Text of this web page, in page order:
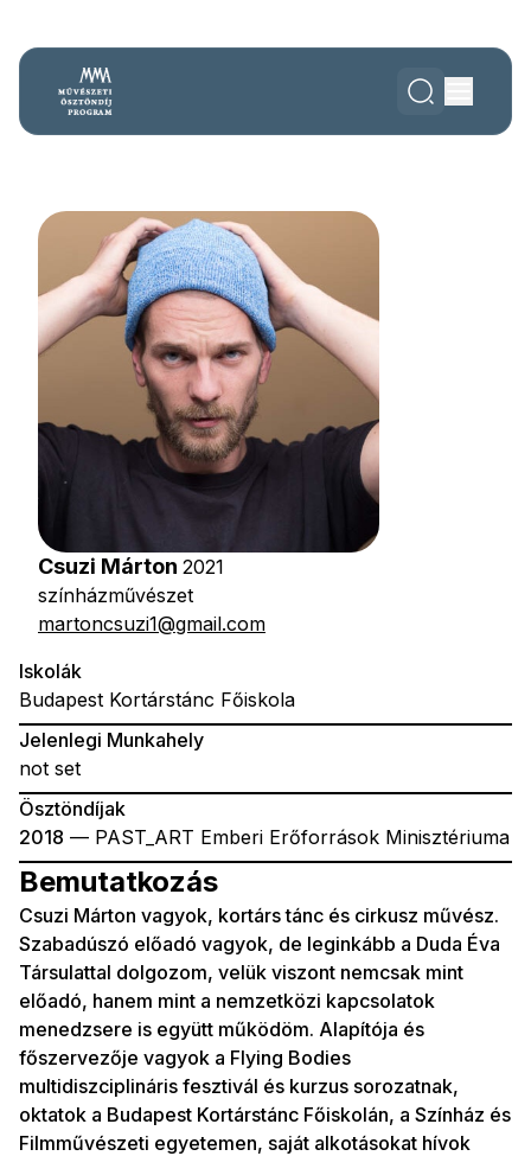
Csuzi Márton 2021
színházművészet
martoncsuzi1@gmail.com
Bemutatkozás
Csuzi Márton vagyok, kortárs tánc és cirkusz művész.
Szabadúszó előadó vagyok, de leginkább a Duda Éva
Társulattal dolgozom, velük viszont nemcsak mint
előadó, hanem mint a nemzetközi kapcsolatok
menedzsere is együtt működöm. Alapítója és
főszervezője vagyok a Flying Bodies
multidiszciplináris fesztivál és kurzus sorozatnak,
oktatok a Budapest Kortárstánc Főiskolán, a Színház és
Filmművészeti egyetemen, saját alkotásokat hívok
Iskolák
Budapest Kortárstánc Főiskola
Jelenlegi Munkahely
not set
Ösztöndíjak
2018 — PAST_ART Emberi Erőforrások Minisztériuma